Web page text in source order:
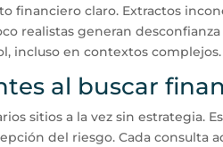
financiero claro. Extractos
realistas generan
incluso en contextos complejos.
al buscar
sitios a la vez sin estrategia.
del riesgo. Cada consulta